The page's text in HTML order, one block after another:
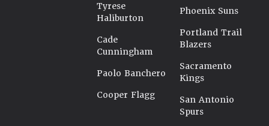
Tyrese
Haliburton
Cade
Cunningham
Paolo Banchero
Cooper Flagg
Phoenix Suns
Portland Trail
Blazers
Sacramento
Kings
San Antonio
Spurs